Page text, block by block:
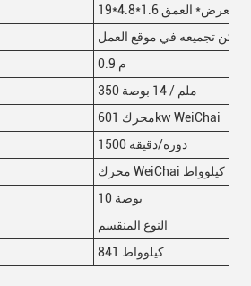
العرض* العمق
ويمكن تجميعه في موقع العمل
0.9 م
350 ملم / 14 بوصة
محرك 601kw WeiChai
1500 دورة/دقيقة
10 بوصة
النوع المنقسم
841 كيلوواط